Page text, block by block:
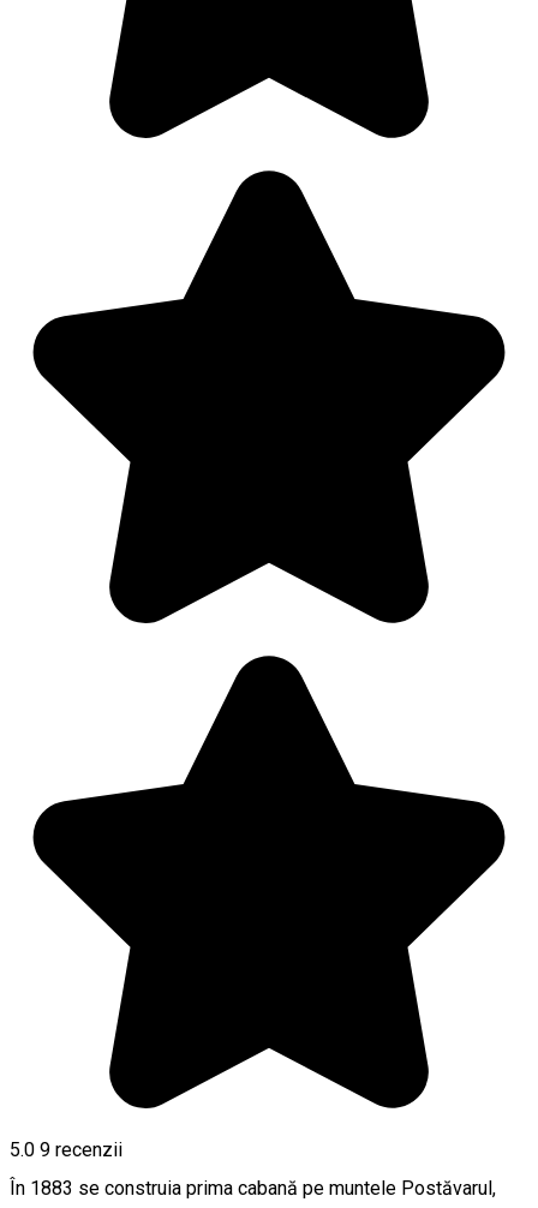
5.0 9 recenzii
În 1883 se construia prima cabană pe muntele Postăvarul,